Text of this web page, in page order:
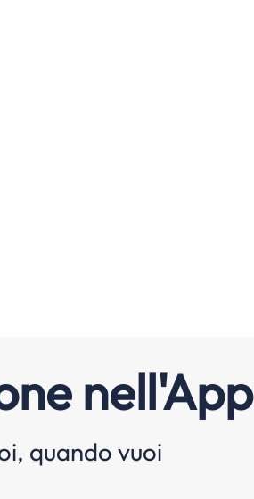
nell'App
quando vuoi